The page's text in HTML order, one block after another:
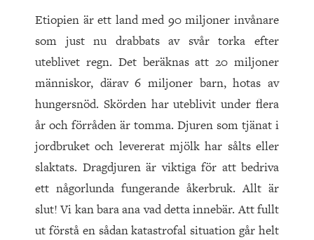
Etiopien är ett land med 90 miljoner invånare
som just nu drabbats av svår torka efter
uteblivet regn. Det beräknas att 20 miljoner
människor, därav 6 miljoner barn, hotas av
hungersnöd. Skörden har uteblivit under flera
år och förråden är tomma. Djuren som tjänat i
jordbruket och levererat mjölk har sålts eller
slaktats. Dragdjuren är viktiga för att bedriva
ett någorlunda fungerande åkerbruk. Allt är
slut! Vi kan bara ana vad detta innebär. Att fullt
ut förstå en sådan katastrofal situation går helt